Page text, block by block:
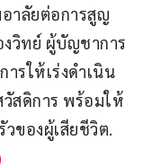
าลัยต่อการสูญ
งวิทย์ ผู้บัญชาการ
ารให้เร่งดำเนิน
สดิการ พร้อมให้
ของผู้เสียชีวิต.